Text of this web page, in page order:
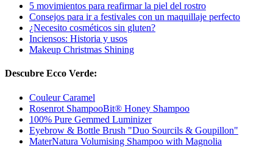
5 movimientos para reafirmar la piel del rostro
Consejos para ir a festivales con un maquillaje perfecto
¿Necesito cosméticos sin gluten?
Inciensos: Historia y usos
Makeup Christmas Shining
Descubre Ecco Verde:
Couleur Caramel
Rosenrot ShampooBit® Honey Shampoo
100% Pure Gemmed Luminizer
Eyebrow & Bottle Brush "Duo Sourcils & Goupillon"
MaterNatura Volumising Shampoo with Magnolia